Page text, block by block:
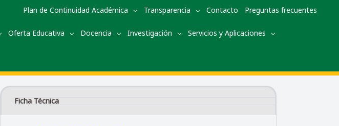
Plan de Continuidad Académica Transparencia Contacto Preguntas frecuentes
Oferta Educativa Docencia Investigación Servicios y Aplicaciones
Ficha Técnica